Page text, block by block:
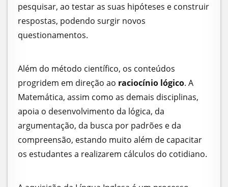
pesquisar, ao testar as suas hipóteses e construir
respostas, podendo surgir novos
questionamentos.
Além do método científico, os conteúdos
progridem em direção ao raciocínio lógico. A
Matemática, assim como as demais disciplinas,
apoia o desenvolvimento da lógica, da
argumentação, da busca por padrões e da
compreensão, estando muito além de capacitar
os estudantes a realizarem cálculos do cotidiano.